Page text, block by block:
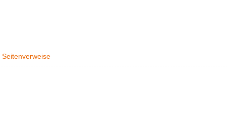
Seitenverweise